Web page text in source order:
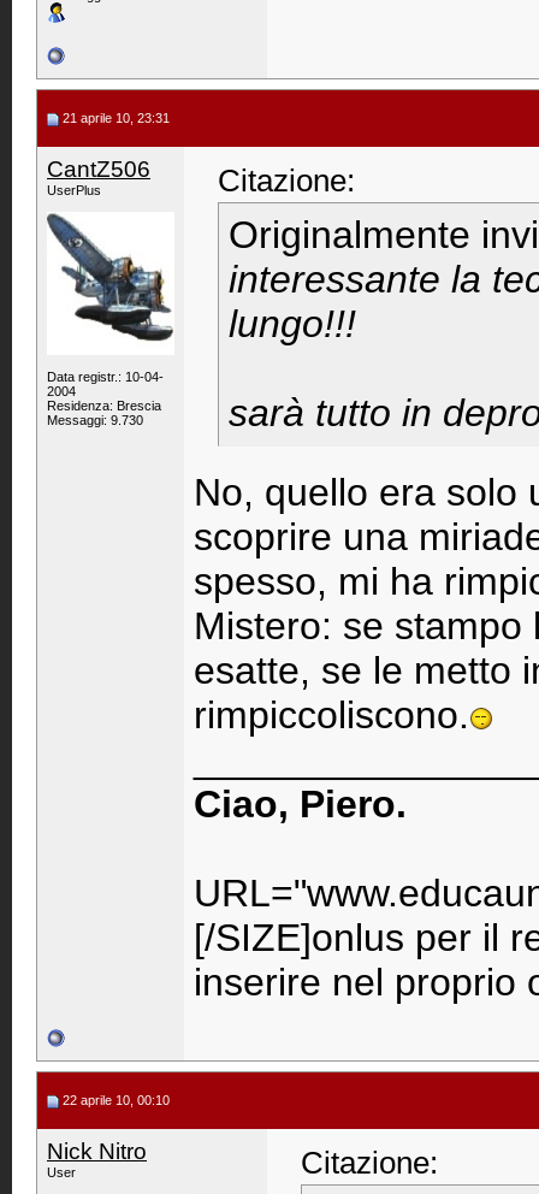
21 aprile 10, 23:31
CantZ506
UserPlus
Data registr.: 10-04-
2004
Residenza: Brescia
Messaggi: 9.730
Citazione:
Originalmente
interessante la
lungo!!!
sarà tutto in
No, quello era solo
scoprire una
spesso, mi ha
Mistero: se
esatte, se le metto
rimpiccoliscono.
Ciao, Piero.
[/SIZE]onlus per il
inserire nel proprio
22 aprile 10, 00:10
Nick Nitro
User Citazione: